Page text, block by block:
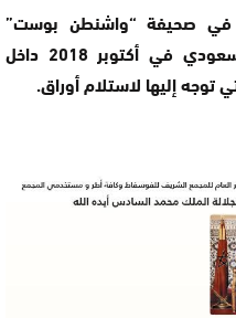
في صحيفة “واشنطن بوست”
الأميركية مقالات تنتقد النظام السعودي في أكتوبر 2018 داخل
إليها لاستلام أوراق.